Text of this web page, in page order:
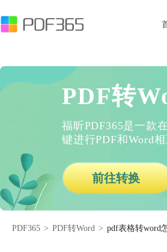
PDF转
福昕PDF365是一款
键进行PDF和Word相
前往转换
PDF365 > PDF转Word > pdf表格转word